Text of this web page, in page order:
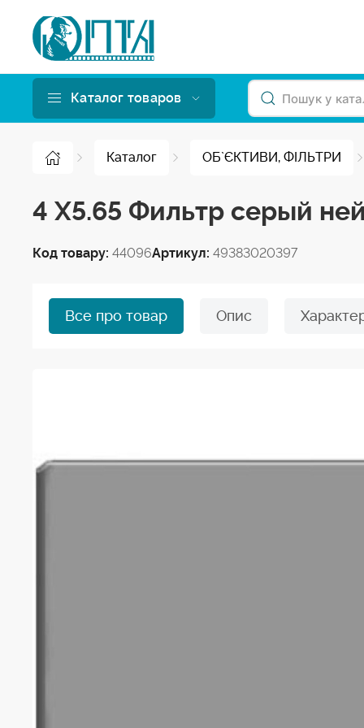
Каталог товаров
Каталог ОБ`ЄКТИВИ, ФІЛЬТРИ
4 X5.65 Фильтр cерый
Код товару: 44096Артикул: 49383020397
Все про товар Опис